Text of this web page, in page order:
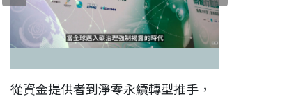
從資金提供者到淨零永續轉型推手，